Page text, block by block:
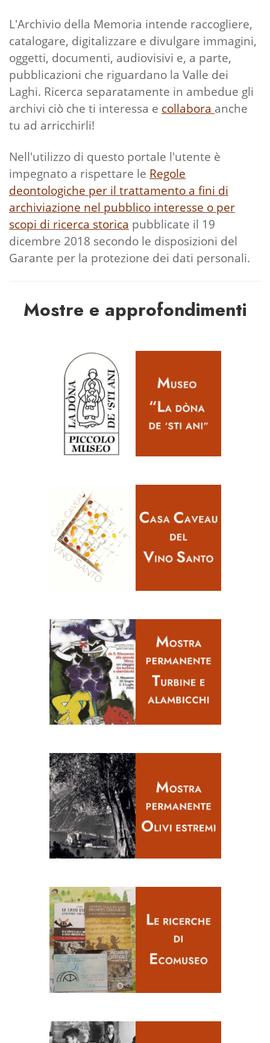
L'Archivio della Memoria intende raccogliere,
catalogare, digitalizzare e divulgare immagini,
oggetti, documenti, audiovisivi e, a parte,
pubblicazioni che riguardano la Valle dei
Laghi. Ricerca separatamente in ambedue gli
archivi ciò che ti interessa e collabora anche
tu ad arricchirli!
Nell'utilizzo di questo portale l'utente è
impegnato a rispettare le Regole
deontologiche per il trattamento a fini di
archiviazione nel pubblico interesse o per
scopi di ricerca storica pubblicate il 19
dicembre 2018 secondo le disposizioni del
Garante per la protezione dei dati personali.
Mostre e approfondimenti